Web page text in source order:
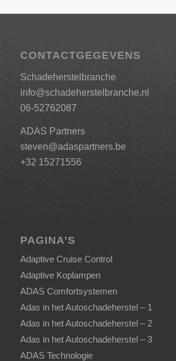
CONTACTGEGEVENS
Schadeherstelbranche
info@schadeherstelbranche.nl
06-52762087
ADAS Partners
steven@adaspartners.be
+32 15271556
PAGINA’S
Adaptive Cruise Control
Adaptive Koplampen
ADAS Comfortsystemen
Adas in het Autoschadeherstel – 1
Adas in het Autoschadeherstel – 2
Adas in het Autoschadeherstel – 3
ADAS Technologie